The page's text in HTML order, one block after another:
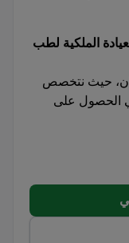
الملكية لطب
حيث نتخصص
الحصول على
واسعة من
تنظيف الأسنان،
العظام،
فحصًا